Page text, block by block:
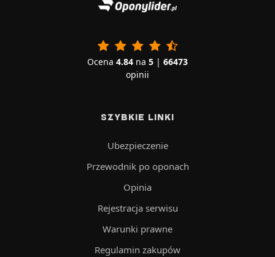
Ocena 4.84 na 5 | 66473
opinii
SZYBKIE LINKI
Ubezpieczenie
Przewodnik po oponach
Opinia
Rejestracja serwisu
Warunki prawne
Regulamin zakupów